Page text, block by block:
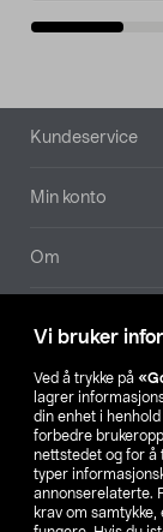
Vi bruker
Ved å trykke på
lagrer
din enhet i
forbedre
nettstedet og for å
typer
annonserelaterte.
krav om
Bunntekst
Kundeservice
Min konto
Om
Våre selskaper